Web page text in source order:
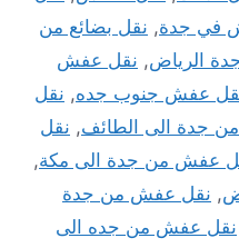
في جدة, نقل بضائع من
الرياض, نقل عفش
عفش جنوب جده, نقل
جدة الى الطائف, نقل
عفش من جدة الى مكة,
, نقل عفش من جدة
نقل عفش من جده الى